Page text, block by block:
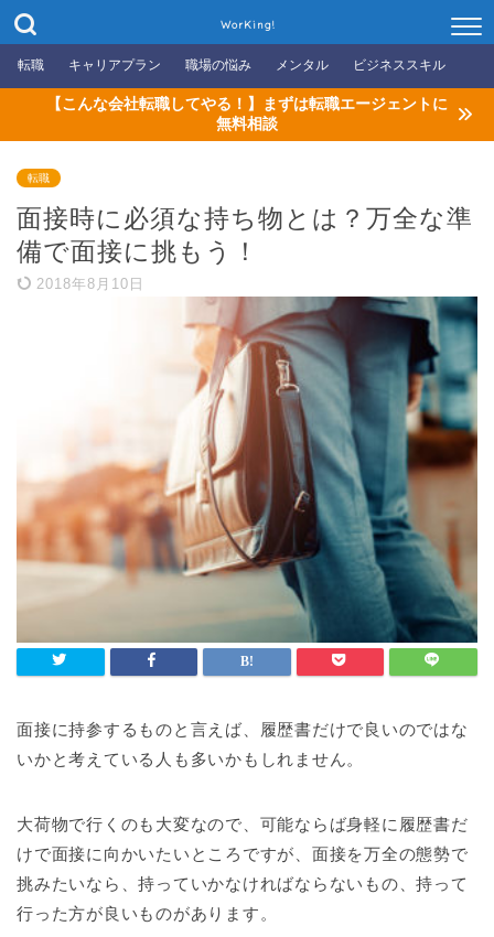
WorKing!
転職 キャリアプラン 職場の悩み メンタル ビジネススキル
【こんな会社転職してやる！】まずは転職エージェントに
無料相談
転職
面接時に必須な持ち物とは？万全な準
備で面接に挑もう！
2018年8月10日
面接に持参するものと言えば、履歴書だけで良いのではな
いかと考えている人も多いかもしれません。
大荷物で行くのも大変なので、可能ならば身軽に履歴書だ
けで面接に向かいたいところですが、面接を万全の態勢で
挑みたいなら、持っていかなければならないもの、持って
行った方が良いものがあります。